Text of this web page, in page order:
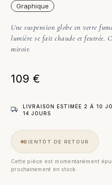
Graphique
Une suspension globe en verre
lumière se fait chaude et feutrée.
miroir.
109€
LIVRAISON ESTIMÉE 2 À 10
14 JOURS
BIENTÔT DE RETOUR
Cette pièce est momentanément
prochainement en stock.